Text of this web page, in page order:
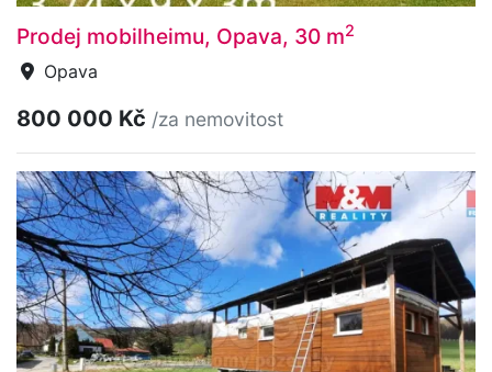
Prodej mobilheimu, Opava, 30 m2
Opava
800 000 Kč /za nemovitost